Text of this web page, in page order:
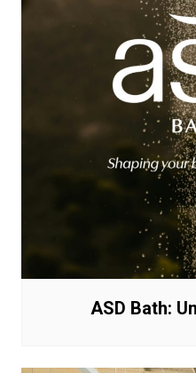
ASD Bath: